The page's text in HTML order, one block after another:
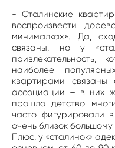
- Сталинские
воспроизвести
минималках». Да,
связаны, но у
наиболее
квартирами связаны
ассоциации – в них
прошло детство
часто фигурировали
очень близок
Плюс, у «сталинок»